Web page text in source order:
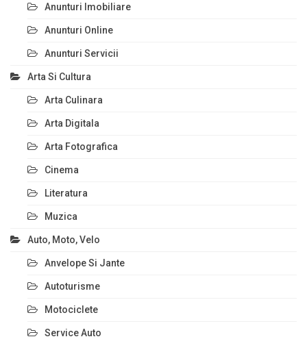
Anunturi Imobiliare
Anunturi Online
Anunturi Servicii
Arta Si Cultura
Arta Culinara
Arta Digitala
Arta Fotografica
Cinema
Literatura
Muzica
Auto, Moto, Velo
Anvelope Si Jante
Autoturisme
Motociclete
Service Auto